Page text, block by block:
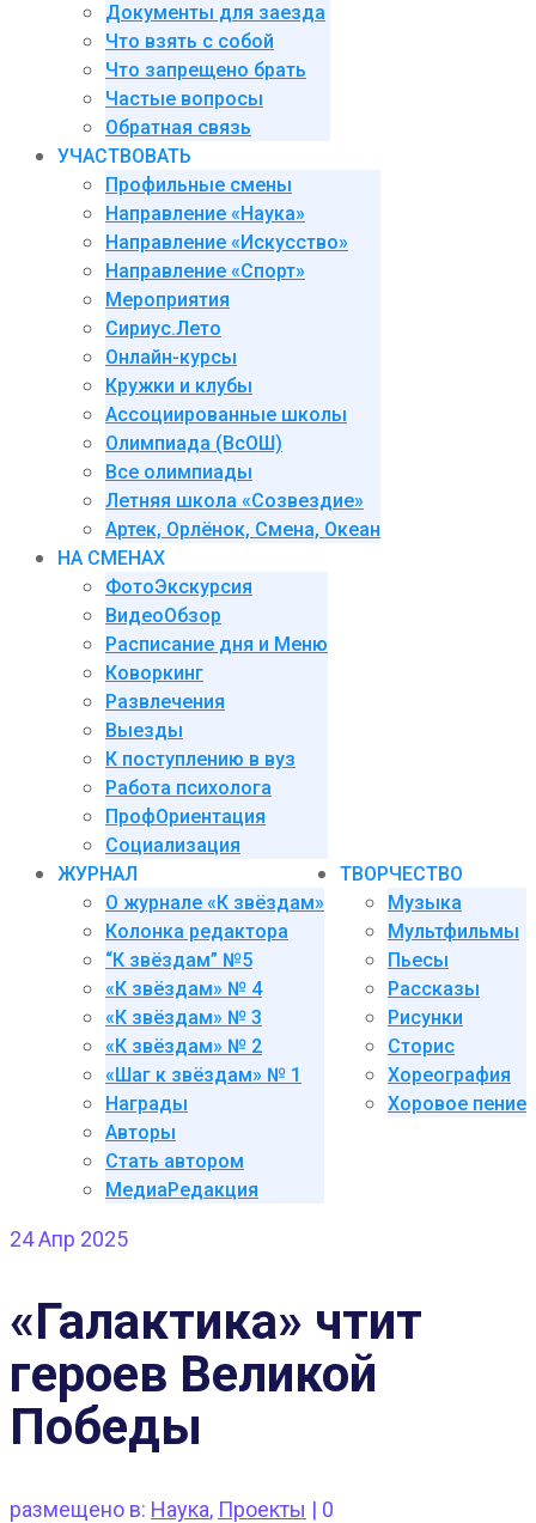
Документы для заезда
Что взять с собой
Что запрещено брать
Частые вопросы
Обратная связь
УЧАСТВОВАТЬ
Профильные смены
Направление «Наука»
Направление «Искусство»
Направление «Спорт»
Мероприятия
Сириус.Лето
Онлайн-курсы
Кружки и клубы
Ассоциированные школы
Олимпиада (ВсОШ)
Все олимпиады
Летняя школа «Созвездие»
Артек, Орлёнок, Смена, Океан
НА СМЕНАХ
ФотоЭкскурсия
ВидеоОбзор
Расписание дня и Меню
Коворкинг
Развлечения
Выезды
К поступлению в вуз
Работа психолога
ПрофОриентация
Социализация
ЖУРНАЛ
О журнале «К звёздам»
Колонка редактора
“К звёздам” №5
«К звёздам» № 4
«К звёздам» № 3
«К звёздам» № 2
«Шаг к звёздам» № 1
Награды
Авторы
Стать автором
МедиаРедакция
ТВОРЧЕСТВО
Музыка
Мультфильмы
Пьесы
Рассказы
Рисунки
Сторис
Хореография
Хоровое пение
24Апр 2025
«Галактика» чтит
героев Великой
Победы
размещено в: Наука, Проекты | 0